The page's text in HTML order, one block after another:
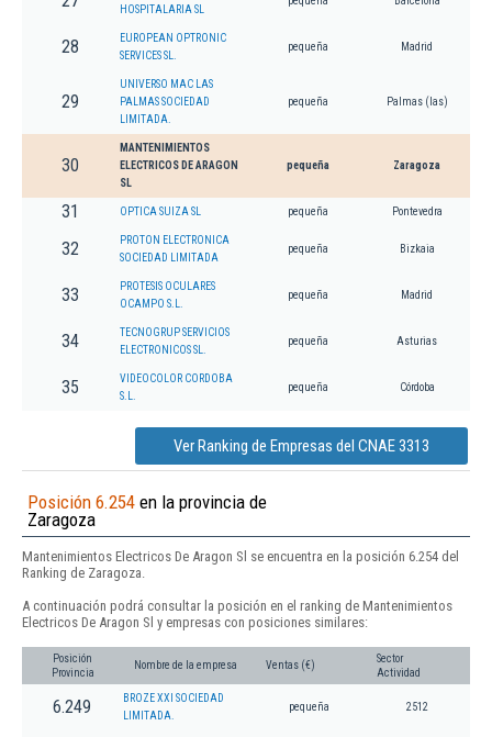
HOSPITALARIA SL
28
EUROPEAN OPTRONIC
SERVICES SL.
pequeña Madrid
29
UNIVERSO MAC LAS
PALMAS SOCIEDAD
LIMITADA.
pequeña Palmas (las)
30
MANTENIMIENTOS
ELECTRICOS DE ARAGON
SL
pequeña Zaragoza
31 OPTICA SUIZA SL pequeña Pontevedra
32
PROTON ELECTRONICA
SOCIEDAD LIMITADA
pequeña Bizkaia
33
PROTESIS OCULARES
OCAMPO S.L.
pequeña Madrid
34
TECNOGRUP SERVICIOS
ELECTRONICOS SL.
pequeña Asturias
35
VIDEOCOLOR CORDOBA
S.L.
pequeña Córdoba
Ver Ranking de Empresas del CNAE 3313
Posición 6.254 en la provincia de
Zaragoza
Mantenimientos Electricos De Aragon Sl se encuentra en la posición 6.254 del
Ranking de Zaragoza.
A continuación podrá consultar la posición en el ranking de Mantenimientos
Electricos De Aragon Sl y empresas con posiciones similares:
Posición
Provincia
Nombre de la empresa Ventas (€)
Sector
Actividad
6.249
BROZE XXI SOCIEDAD
LIMITADA.
pequeña 2512